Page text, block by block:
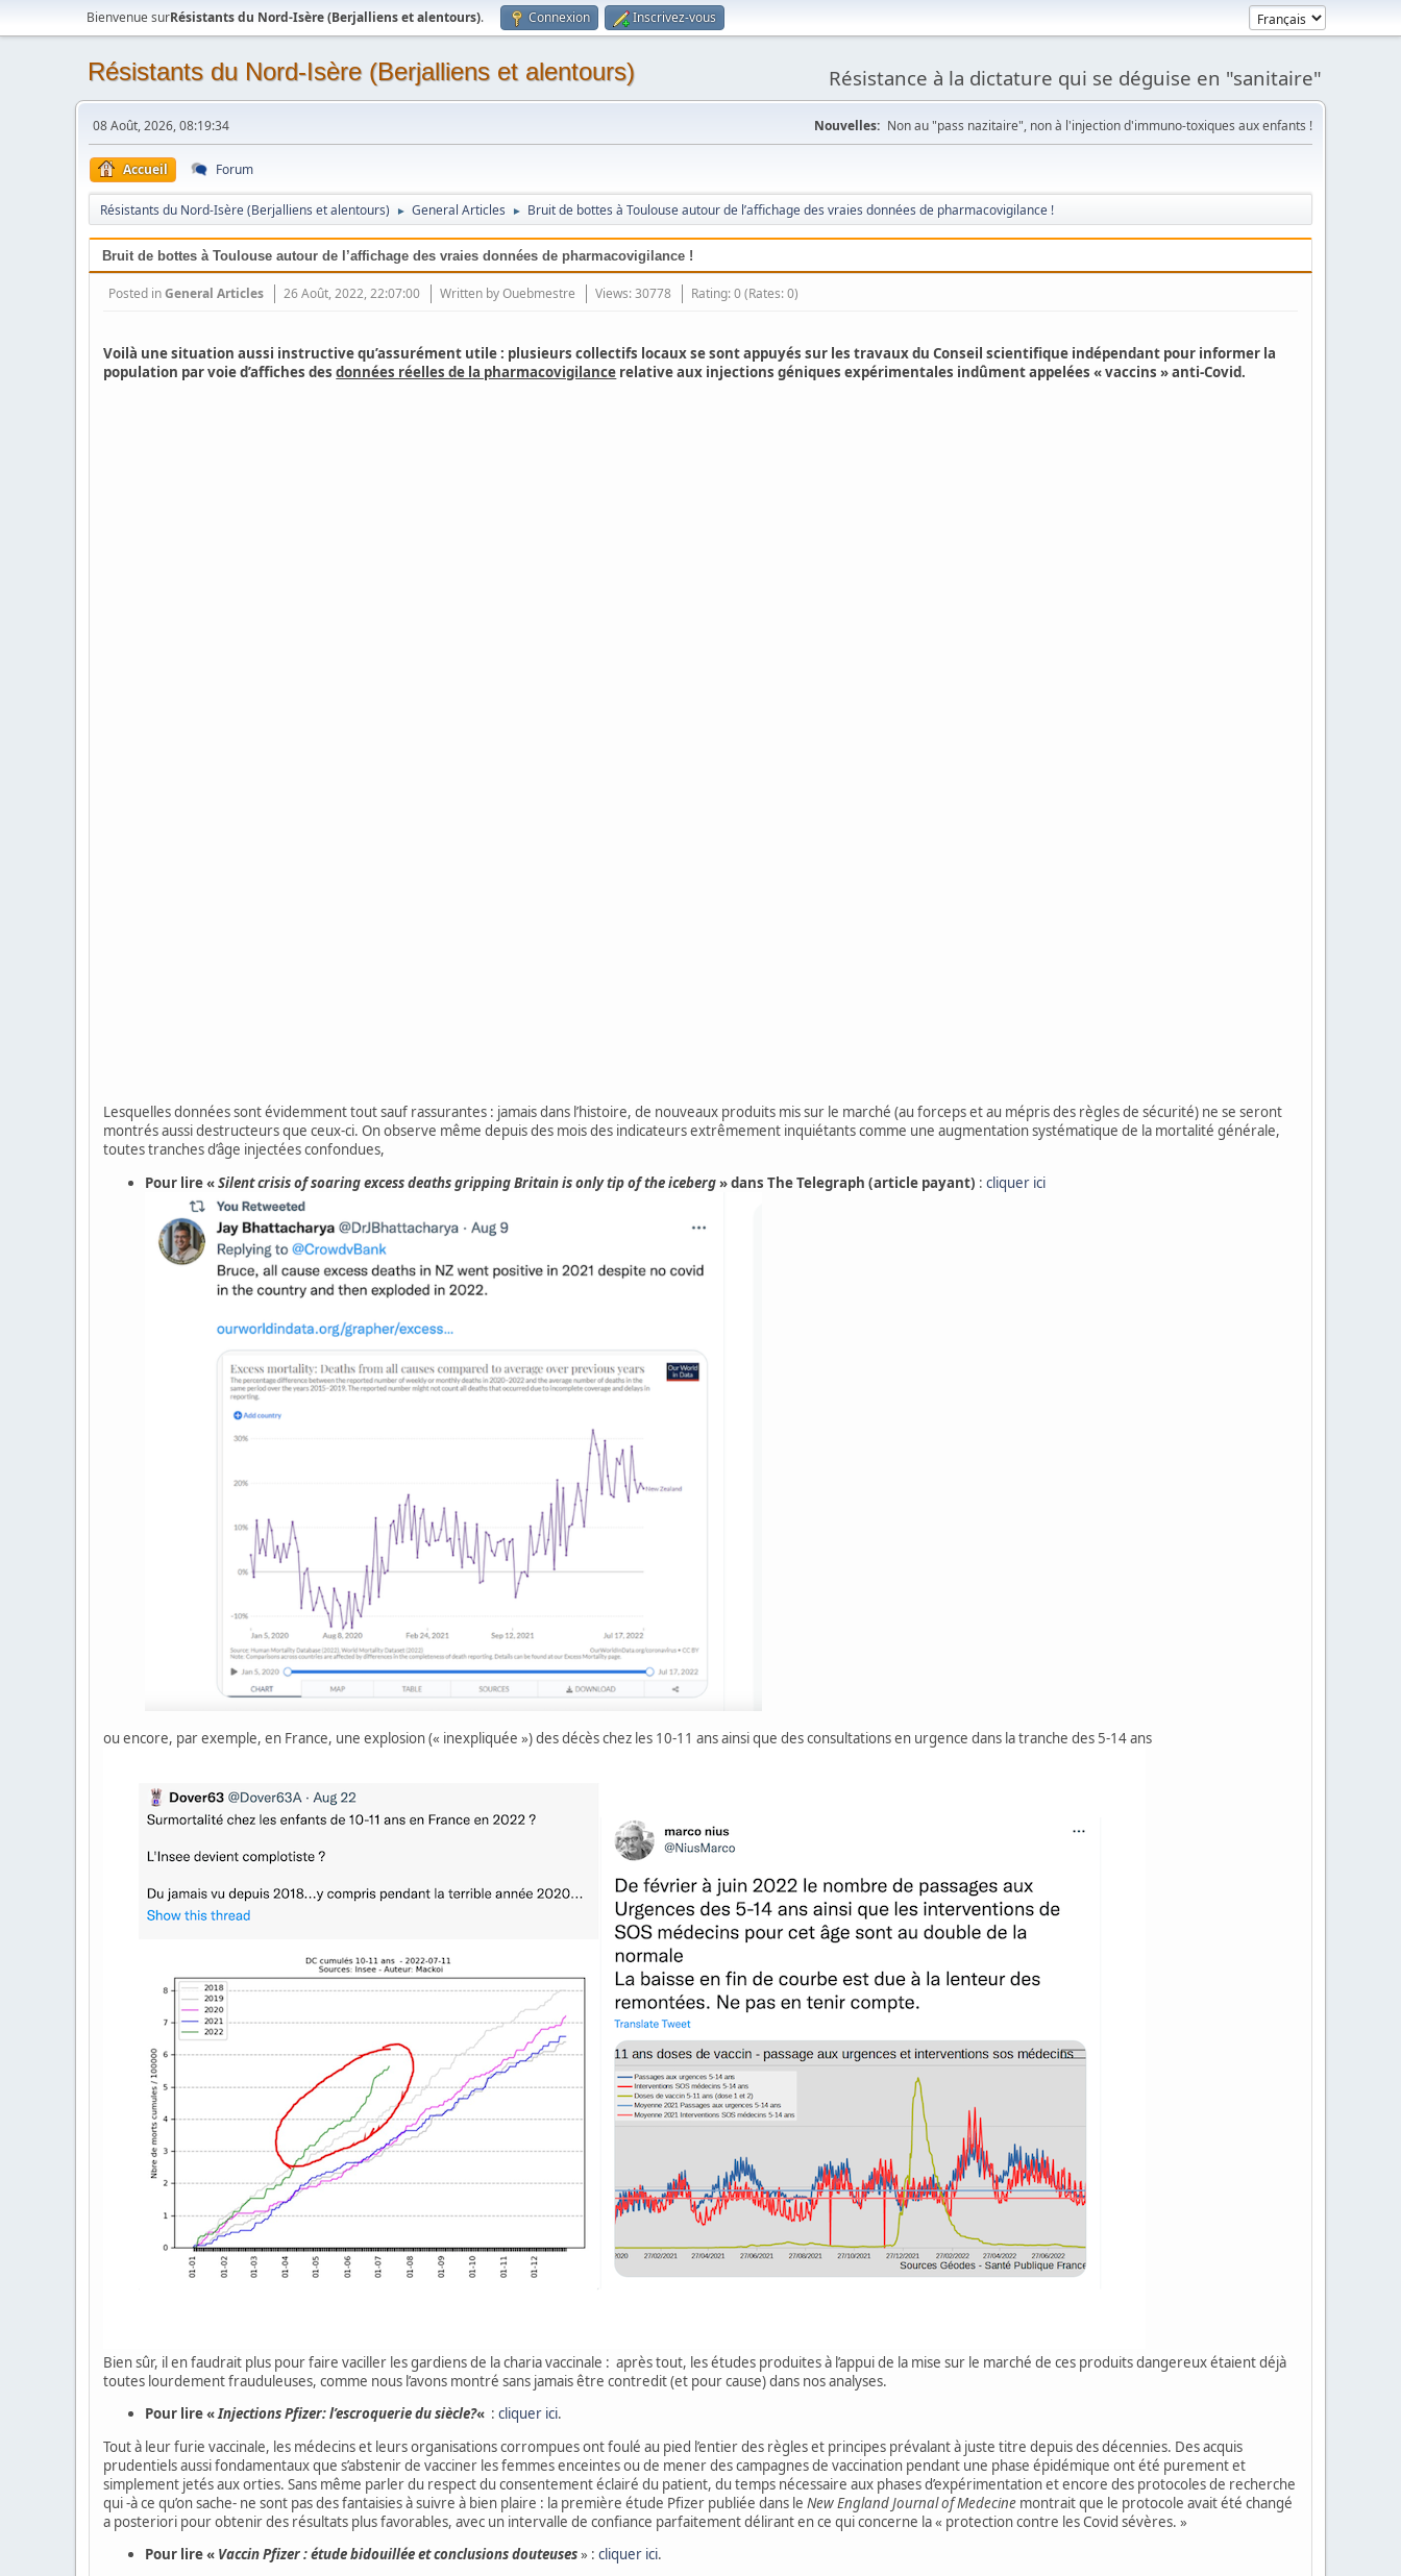
Bienvenue surRésistants du Nord-Isère (Berjalliens et alentours). Connexion Inscrivez-vous
Résistants du Nord-Isère (Berjalliens et alentours) Résistance à la dictature qui se déguise en "sanitaire"
08 Août, 2026, 08:19:34 Nouvelles: Non au "pass nazitaire", non à l'injection d'immuno-toxiques aux enfants !
Accueil Forum
Résistants du Nord-Isère (Berjalliens et alentours) ► General Articles ► Bruit de bottes à Toulouse autour de l’affichage des vraies données de pharmacovigilance !
Bruit de bottes à Toulouse autour de l’affichage des vraies données de pharmacovigilance !
Posted inGeneral Articles 26 Août, 2022, 22:07:00 Written byOuebmestre Views: 30778 Rating: 0 (Rates: 0)
Voilà une situation aussi instructive qu’assurément utile : plusieurs collectifs locaux se sont appuyés sur les travaux du Conseil scientifique indépendant pour informer la
population par voie d’affiches desdonnées réelles de la pharmacovigilance relative aux injections géniques expérimentales indûment appelées « vaccins » anti-Covid.
Lesquelles données sont évidemment tout sauf rassurantes : jamais dans l’histoire, de nouveaux produits mis sur le marché (au forceps et au mépris des règles de sécurité) ne se seront
montrés aussi destructeurs que ceux-ci. On observe même depuis des mois des indicateurs extrêmement inquiétants comme une augmentation systématique de la mortalité générale,
toutes tranches d’âge injectées confondues,
Pour lire «Silent crisis of soaring excess deaths gripping Britain is only tip of the iceberg» dans The Telegraph (article payant) :cliquer ici
ou encore, par exemple, en France, une explosion (« inexpliquée ») des décès chez les 10-11 ans ainsi que des consultations en urgence dans la tranche des 5-14 ans
Bien sûr, il en faudrait plus pour faire vaciller les gardiens de la charia vaccinale : après tout, les études produites à l’appui de la mise sur le marché de ces produits dangereux étaient déjà
toutes lourdement frauduleuses, comme nous l’avons montré sans jamais être contredit (et pour cause) dans nos analyses.
Pour lire «Injections Pfizer: l’escroquerie du siècle?« :cliquer ici.
Tout à leur furie vaccinale, les médecins et leurs organisations corrompues ont foulé au pied l’entier des règles et principes prévalant à juste titre depuis des décennies. Des acquis
prudentiels aussi fondamentaux que s’abstenir de vacciner les femmes enceintes ou de mener des campagnes de vaccination pendant une phase épidémique ont été purement et
simplement jetés aux orties. Sans même parler du respect du consentement éclairé du patient, du temps nécessaire aux phases d’expérimentation et encore des protocoles de recherche
qui -à ce qu’on sache- ne sont pas des fantaisies à suivre à bien plaire : la première étude Pfizer publiée dans leNew England Journal of Medecine montrait que le protocole avait été changé
a posteriori pour obtenir des résultats plus favorables, avec un intervalle de confiance parfaitement délirant en ce qui concerne la « protection contre les Covid sévères. »
Pour lire « Vaccin Pfizer : étude bidouillée et conclusions douteuses» :cliquer ici.